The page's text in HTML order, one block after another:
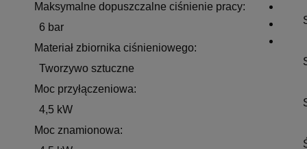
Maksymalne dopuszczalne ciśnienie pracy:
6 bar
Materiał zbiornika ciśnieniowego:
Tworzywo sztuczne
Moc przyłączeniowa:
4,5 kW
Moc znamionowa: